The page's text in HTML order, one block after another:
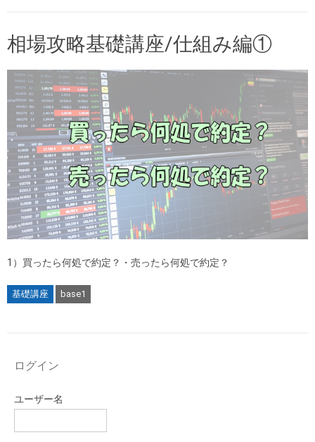
相場攻略基礎講座/仕組み編①
1）買ったら何処で約定？・売ったら何処で約定？
基礎講座 base1
ログイン
ユーザー名